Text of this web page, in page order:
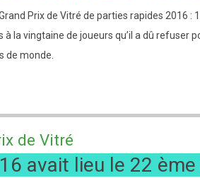
Prix de Vitré de parties rapides
à la vingtaine de joueurs qu’il a dû
de monde.
de Vitré
avait lieu le 22